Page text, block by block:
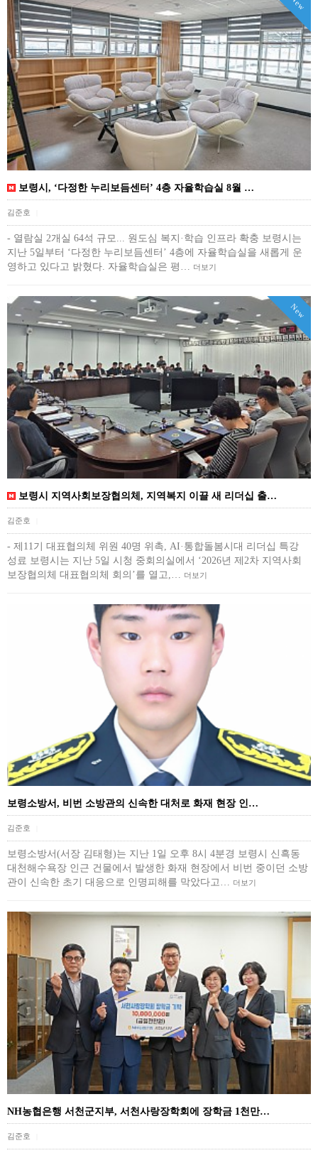
보령시, ‘다정한 누리보듬센터’ 4층 자율학습실 8월 …
김준호
- 열람실 2개실 64석 규모... 원도심 복지·학습 인프라 확충 보령시는
지난 5일부터 ‘다정한 누리보듬센터’ 4층에 자율학습실을 새롭게 운
영하고 있다고 밝혔다. 자율학습실은 평…
더보기
New
보령시 지역사회보장협의체, 지역복지 이끌 새 리더십 출…
김준호
- 제11기 대표협의체 위원 40명 위촉, AI·통합돌봄시대 리더십 특강
성료 보령시는 지난 5일 시청 중회의실에서 ‘2026년 제2차 지역사회
보장협의체 대표협의체 회의’를 열고,…
더보기
보령소방서, 비번 소방관의 신속한 대처로 화재 현장 인…
김준호
보령소방서(서장 김태형)는 지난 1일 오후 8시 4분경 보령시 신흑동
대천해수욕장 인근 건물에서 발생한 화재 현장에서 비번 중이던 소방
관이 신속한 초기 대응으로 인명피해를 막았다고… 더보기
NH농협은행 서천군지부, 서천사랑장학회에 장학금 1천만…
김준호